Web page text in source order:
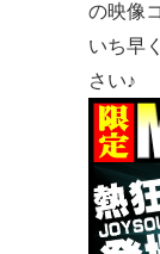
の映像
いち早
さい♪